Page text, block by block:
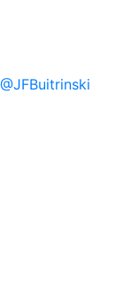
@JFBuitrinski